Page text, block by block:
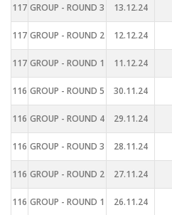
117 GROUP - ROUND 3 13.12.24
117 GROUP - ROUND 2 12.12.24
117 GROUP - ROUND 1 11.12.24
116 GROUP - ROUND 5 30.11.24
116 GROUP - ROUND 4 29.11.24
116 GROUP - ROUND 3 28.11.24
116 GROUP - ROUND 2 27.11.24
116 GROUP - ROUND 1 26.11.24